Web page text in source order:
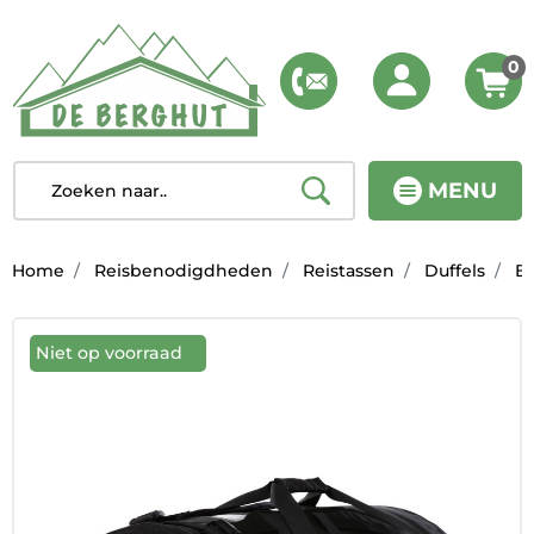
MENU
0
Home Reisbenodigdheden Reistassen Duffels
Niet op voorraad